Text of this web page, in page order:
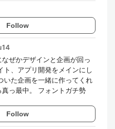
Follow
ぜかデザインと企画が回っ
ト、アプリ開発をメインにし
いた企画を一緒に作ってくれ
っ最中。 フォントガチ勢
Follow